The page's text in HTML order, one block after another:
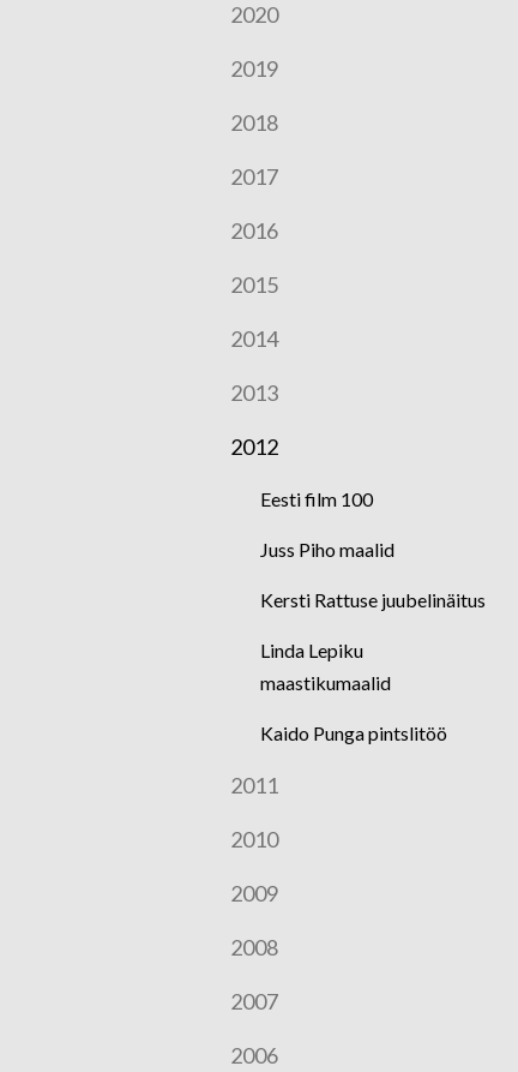
2020
2019
2018
2017
2016
2015
2014
2013
2012
Eesti film 100
Juss Piho maalid
Kersti Rattuse juubelinäitus
Linda Lepiku
maastikumaalid
Kaido Punga pintslitöö
2011
2010
2009
2008
2007
2006